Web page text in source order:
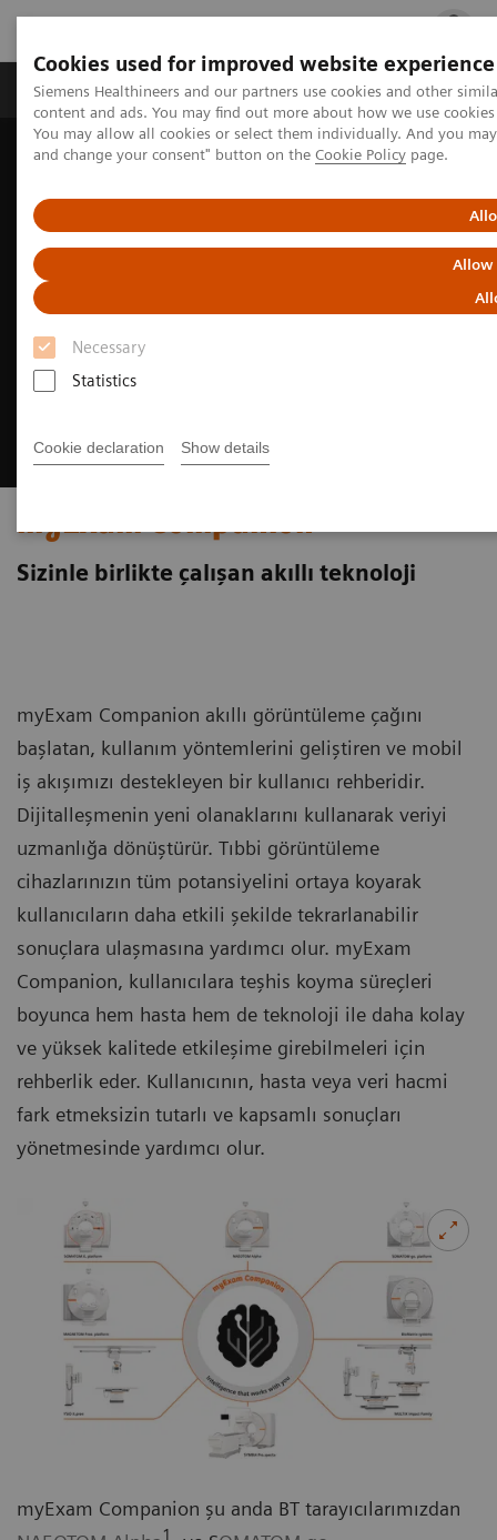
Cookies used for improved website experience
Siemens Healthineers and our partners use cookies and other
content and ads. You may find out more about how we use
You may allow all cookies or select them individually. And you
and change your consent" button on the Cookie Policy page.
Allow
Necessary
Statistics
Cookie declaration Show details
Ürün ve Hizmetler Öne Çıkanlar Sağlık
Siemens Healthineers Türkiye
Tıbbi Görüntüleme
myExam Companion
Sizinle birlikte çalışan akıllı teknoloji
myExam Companion akıllı görüntüleme çağını
başlatan, kullanım yöntemlerini geliştiren ve mobil
iş akışımızı destekleyen bir kullanıcı rehberidir.
Dijitalleşmenin yeni olanaklarını kullanarak veriyi
uzmanlığa dönüştürür. Tıbbi görüntüleme
cihazlarınızın tüm potansiyelini ortaya koyarak
kullanıcıların daha etkili şekilde tekrarlanabilir
sonuçlara ulaşmasına yardımcı olur. myExam
Companion, kullanıcılara teşhis koyma süreçleri
boyunca hem hasta hem de teknoloji ile daha kolay
ve yüksek kalitede etkileşime girebilmeleri için
rehberlik eder. Kullanıcının, hasta veya veri hacmi
fark etmeksizin tutarlı ve kapsamlı sonuçları
yönetmesinde yardımcı olur.
myExam Companion şu anda BT tarayıcılarımızdan
1